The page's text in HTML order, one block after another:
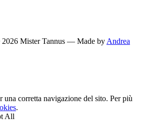
Mister Tannus — Made by Andrea
corretta navigazione del sito. Per più
.
All